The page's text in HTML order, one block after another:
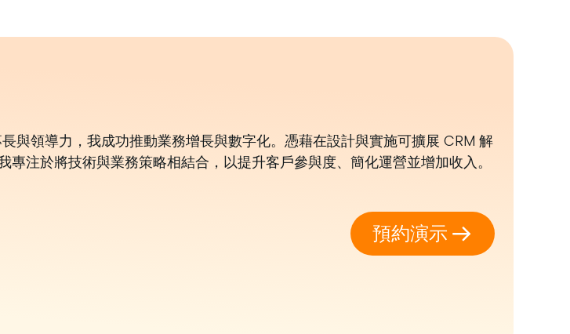
與領導力，我成功推動業務增長與數字化。憑藉在設計與實施可擴展 CRM 解
專注於將技術與業務策略相結合，以提升客戶參與度、簡化運營並增加收入。
預約演示